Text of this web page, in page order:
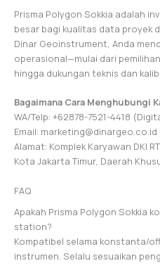
Prisma Polygon Sokkia adalah
besar bagi kualitas data proyek
Dinar Geoinstrument, Anda
operasional—mulai dari
hingga dukungan teknis dan
Bagaimana Cara Menghubungi
WA/Telp: +62878-7521-4418
Email: marketing@dinargeo.co.id
Alamat: Komplek Karyawan DKI
Kota Jakarta Timur, Daerah
FAQ
Apakah Prisma Polygon Sokkia
station?
Kompatibel selama konstanta/
instrumen. Selalu sesuaikan